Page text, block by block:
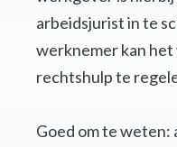
arbeidsjurist in te
werknemer kan
rechtshulp te
Goed om te weten: